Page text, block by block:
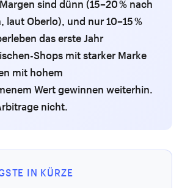
sind dünn (15–20 % nach
laut Oberlo), und nur 10–15 %
das erste Jahr
Shops mit starker Marke
mit hohem
Wert gewinnen weiterhin.
nicht.
IN KÜRZE